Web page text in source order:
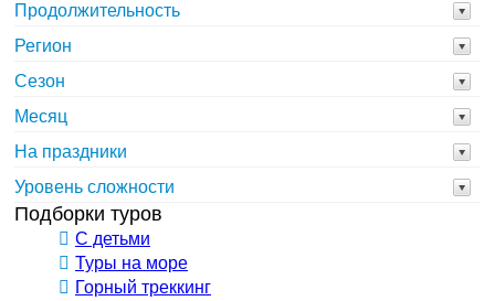
Продолжительность
Регион
Сезон
Месяц
На праздники
Уровень сложности
Подборки туров
С детьми
Туры на море
Горный треккинг